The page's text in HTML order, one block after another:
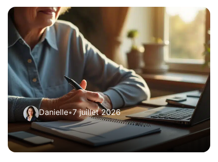
Danielle•7 juillet 2026